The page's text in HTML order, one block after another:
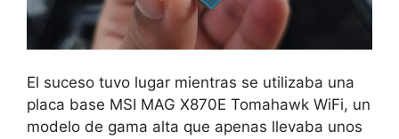
El suceso tuvo lugar mientras se utilizaba una
placa base MSI MAG X870E Tomahawk WiFi, un
modelo de gama alta que apenas llevaba unos